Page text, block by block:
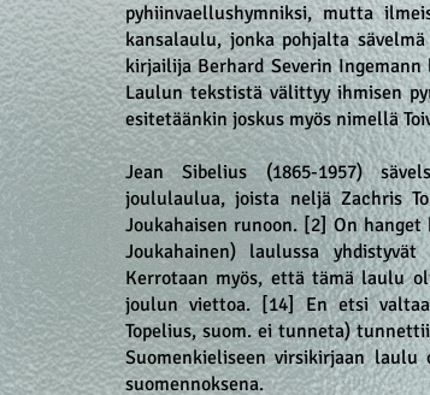
pyhiinvaellushymniksi, mutta
kansalaulu, jonka pohjalta
kirjailija Berhard Severin
Laulun tekstistä välittyy ihmisen
esitetäänkin joskus myös nimellä
Jean Sibelius (1865-1957)
joululaulua, joista neljä Zachris
Joukahaisen runoon. [2] On
Joukahainen) laulussa
Kerrotaan myös, että tämä laulu
joulun viettoa. [14] En etsi
Topelius, suom. ei tunneta)
Suomenkieliseen virsikirjaan
suomennoksena.